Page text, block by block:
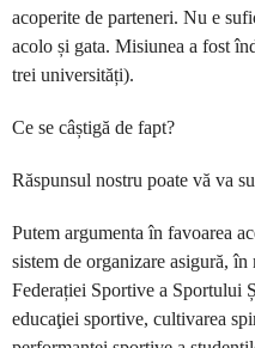
acoperite de parteneri. Nu e
acolo și gata. Misiunea a fost
trei universități).
Ce se câștigă de fapt?
Răspunsul nostru poate vă va
Putem argumenta în favoarea
sistem de organizare asigură,
Federației Sportive a Sportului
educaţiei sportive, cultivarea